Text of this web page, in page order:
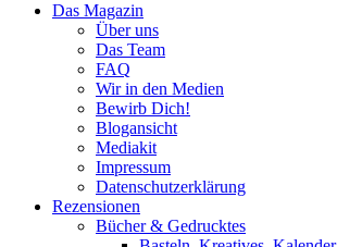
Das Magazin
Über uns
Das Team
FAQ
Wir in den Medien
Bewirb Dich!
Blogansicht
Mediakit
Impressum
Datenschutzerklärung
Rezensionen
Bücher & Gedrucktes